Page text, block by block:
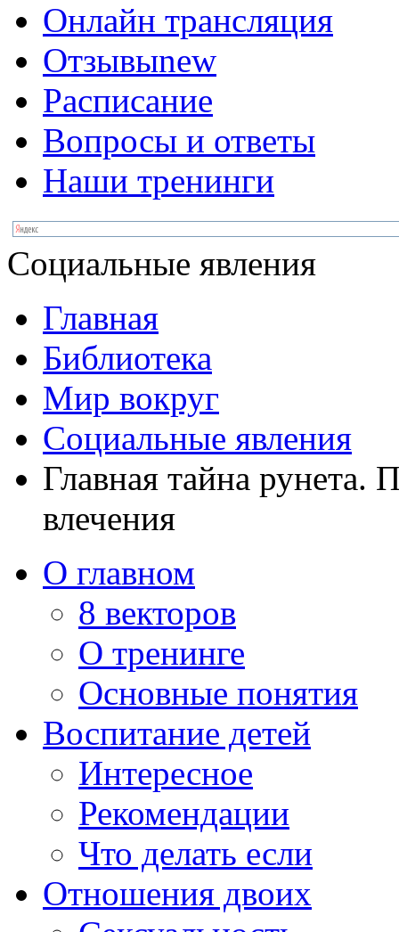
Онлайн трансляция
Отзывыnew
Расписание
Вопросы и ответы
Наши тренинги
Социальные явления
Главная
Библиотека
Мир вокруг
Социальные явления
Главная тайна рунета.
влечения
О главном
8 векторов
О тренинге
Основные понятия
Воспитание детей
Интересное
Рекомендации
Что делать если
Отношения двоих